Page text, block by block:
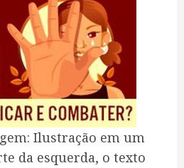
Ilustração em um
da esquerda, o texto